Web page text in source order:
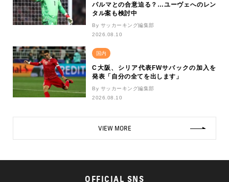
パルマとの合意迫る？…ユーヴェへのレン
タル案も検討中
By サッカーキング編集部
2026.08.10
国内
C大阪、シリア代表FWサバックの加入を
発表「自分の全てを出します」
By サッカーキング編集部
2026.08.10
VIEW MORE
OFFICIAL SNS